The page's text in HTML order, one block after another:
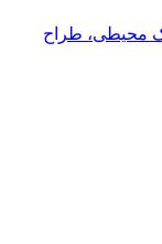
محیطی، طراح